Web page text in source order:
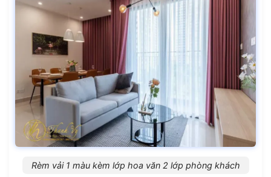
Rèm vải 1 màu kèm lớp hoa văn 2 lớp phòng khách